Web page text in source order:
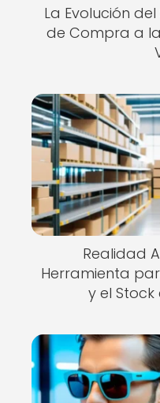
La Evolución
de Compra a
Realidad
Herramienta
y el